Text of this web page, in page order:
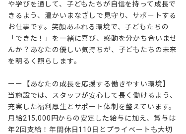
や学びを通して、子どもたちが自信を持って成長で
きるよう、温かいまなざしで見守り、サポートする
お仕事です。笑顔あふれる環境で、子どもたちの
「できた！」を一緒に喜び、感動を分かち合いませ
んか？あなたの優しい気持ちが、子どもたちの未来
を明るく照らします。
ーー【あなたの成長を応援する働きやすい環境】
当施設では、スタッフが安心して長く働けるよう、
充実した福利厚生とサポート体制を整えています。
月給215,000円からの安定した給与に加え、賞与は
年2回支給！年間休日110日とプライベートも大切